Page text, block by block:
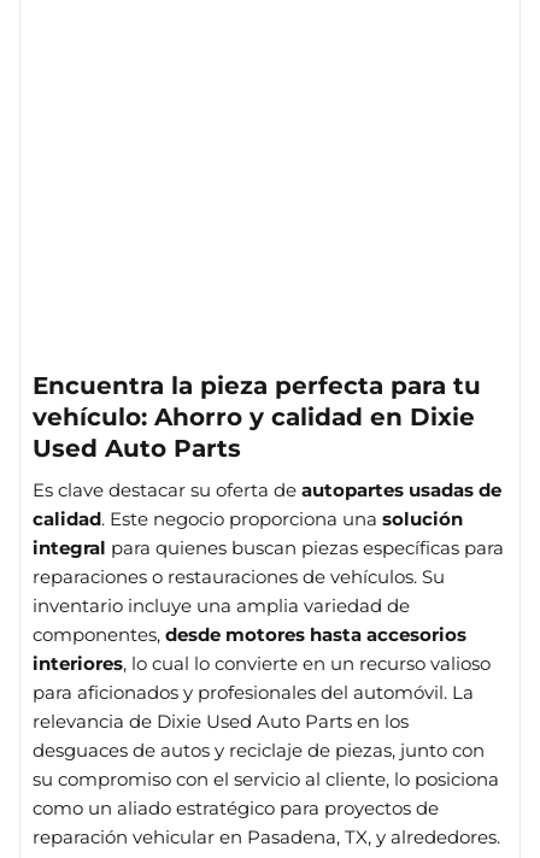
Encuentra la pieza perfecta para tu
vehículo: Ahorro y calidad en Dixie
Used Auto Parts
Es clave destacar su oferta de autopartes usadas de
calidad. Este negocio proporciona una solución
integral para quienes buscan piezas específicas para
reparaciones o restauraciones de vehículos. Su
inventario incluye una amplia variedad de
componentes, desde motores hasta accesorios
interiores, lo cual lo convierte en un recurso valioso
para aficionados y profesionales del automóvil. La
relevancia de Dixie Used Auto Parts en los
desguaces de autos y reciclaje de piezas, junto con
su compromiso con el servicio al cliente, lo posiciona
como un aliado estratégico para proyectos de
reparación vehicular en Pasadena, TX, y alrededores.